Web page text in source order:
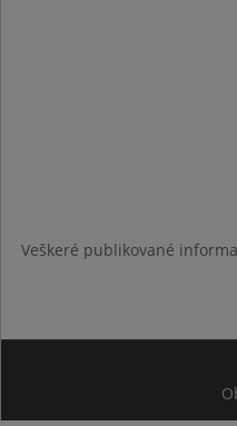
Veškeré publikované